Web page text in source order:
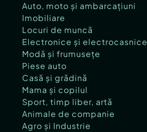
Auto, moto și ambarcațiuni
Imobiliare
Locuri de muncă
Electronice și electrocasnice
Modă și frumusețe
Piese auto
Casă și grădină
Mama și copilul
Sport, timp liber, artă
Animale de companie
Agro și Industrie